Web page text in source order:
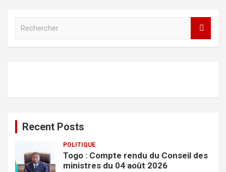
h
Recent Posts
POLITIQUE
Togo : Compte rendu du Conseil des
ministres du 04 août 2026